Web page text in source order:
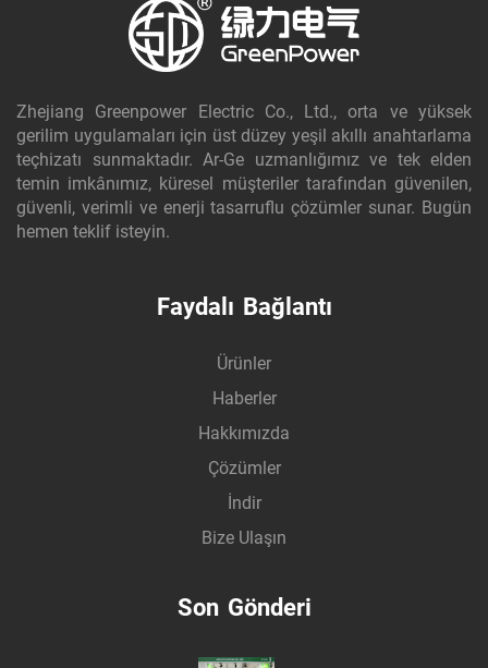
Zhejiang Greenpower Electric Co., Ltd., orta ve yüksek
gerilim uygulamaları için üst düzey yeşil akıllı anahtarlama
teçhizatı sunmaktadır. Ar-Ge uzmanlığımız ve tek elden
temin imkânımız, küresel müşteriler tarafından güvenilen,
güvenli, verimli ve enerji tasarruflu çözümler sunar. Bugün
hemen teklif isteyin.
Faydalı Bağlantı
Ürünler
Haberler
Hakkımızda
Çözümler
İndir
Bize Ulaşın
Son Gönderi